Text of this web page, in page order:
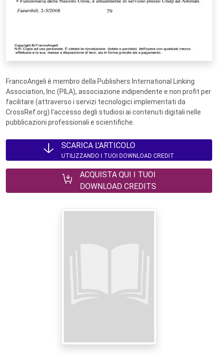
FrancoAngeli è membro della Publishers International Linking
Association, Inc (PILA), associazione indipendente e non profit per
facilitare (attraverso i servizi tecnologici implementati da
CrossRef.org) l’accesso degli studiosi ai contenuti digitali nelle
pubblicazioni professionali e scientifiche.
SCARICA L'ARTICOLO
UTILIZZANDO I TUOI DOWNLOAD CREDIT
ACQUISTA QUI I TUOI
DOWNLOAD CREDITS